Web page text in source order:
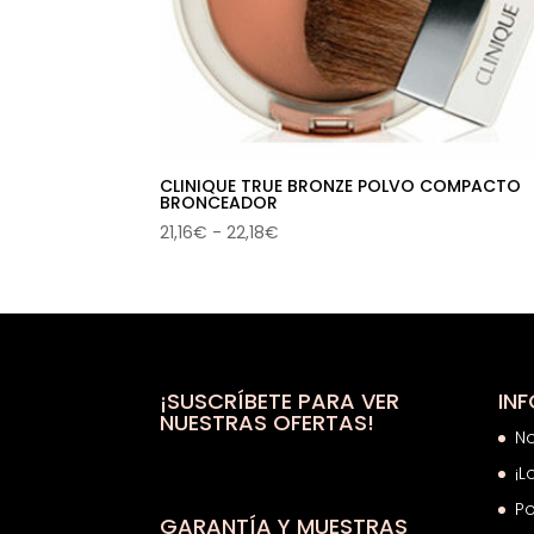
CLINIQUE TRUE BRONZE POLVO COMPACTO
BRONCEADOR
21,16€ - 22,18€
desde
22,18€
¡SUSCRÍBETE PARA VER
NUESTRAS OFERTAS!
GARANTÍA Y MUESTRAS